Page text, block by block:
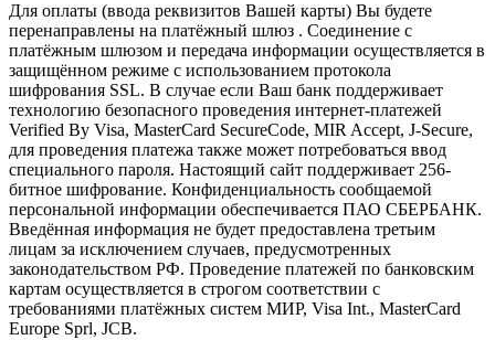
Для оплаты (ввода реквизитов Вашей карты) Вы будете
перенаправлены на платёжный шлюз . Соединение с
платёжным шлюзом и передача информации осуществляется в
защищённом режиме с использованием протокола
шифрования SSL. В случае если Ваш банк поддерживает
технологию безопасного проведения интернет-платежей
Verified By Visa, MasterCard SecureCode, MIR Accept, J-Secure,
для проведения платежа также может потребоваться ввод
специального пароля. Настоящий сайт поддерживает 256-
битное шифрование. Конфиденциальность сообщаемой
персональной информации обеспечивается ПАО СБЕРБАНК.
Введённая информация не будет предоставлена третьим
лицам за исключением случаев, предусмотренных
законодательством РФ. Проведение платежей по банковским
картам осуществляется в строгом соответствии с
требованиями платёжных систем МИР, Visa Int., MasterCard
Europe Sprl, JCB.